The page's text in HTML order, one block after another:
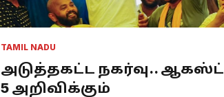
TAMIL NADU
அடுத்தகட்ட நகர்வு.. ஆகஸ்ட்
5 அறிவிக்கும்